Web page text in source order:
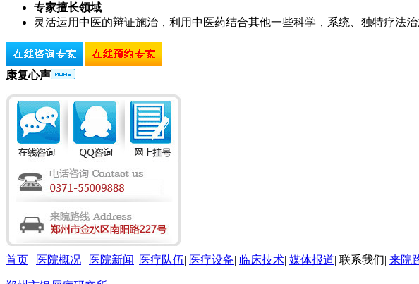
专家擅长领域
灵活运用中医的辩证施治，利用中医药结合其他一些科学，系统、独特疗法治
康复心声
首页 | 医院概况 | 医院新闻| 医疗队伍| 医疗设备| 临床技术| 媒体报道| 联系我们| 来院